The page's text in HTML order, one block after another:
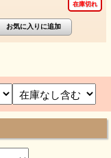
在庫切れ